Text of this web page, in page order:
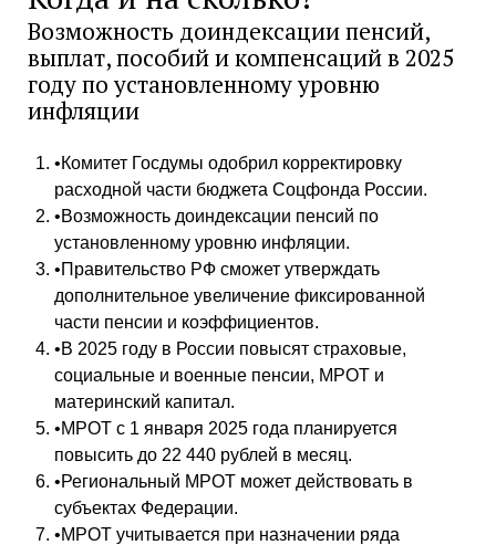
Возможность доиндексации пенсий,
выплат, пособий и компенсаций в 2025
году по установленному уровню
инфляции
•Комитет Госдумы одобрил корректировку
расходной части бюджета Соцфонда России.
•Возможность доиндексации пенсий по
установленному уровню инфляции.
•Правительство РФ сможет утверждать
дополнительное увеличение фиксированной
части пенсии и коэффициентов.
•В 2025 году в России повысят страховые,
социальные и военные пенсии, МРОТ и
материнский капитал.
•МРОТ с 1 января 2025 года планируется
повысить до 22 440 рублей в месяц.
•Региональный МРОТ может действовать в
субъектах Федерации.
•МРОТ учитывается при назначении ряда